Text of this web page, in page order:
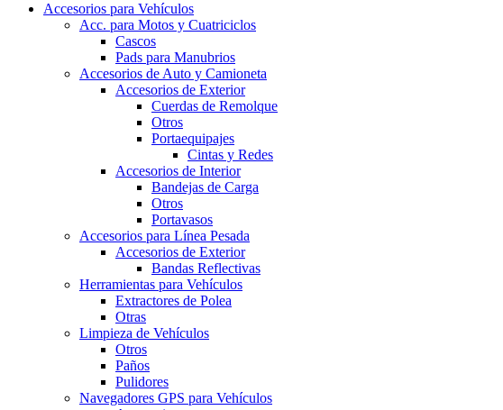
Accesorios para Vehículos
Acc. para Motos y Cuatriciclos
Cascos
Pads para Manubrios
Accesorios de Auto y Camioneta
Accesorios de Exterior
Cuerdas de Remolque
Otros
Portaequipajes
Cintas y Redes
Accesorios de Interior
Bandejas de Carga
Otros
Portavasos
Accesorios para Línea Pesada
Accesorios de Exterior
Bandas Reflectivas
Herramientas para Vehículos
Extractores de Polea
Otras
Limpieza de Vehículos
Otros
Paños
Pulidores
Navegadores GPS para Vehículos